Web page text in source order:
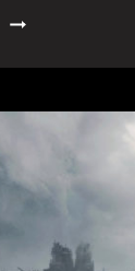
4A
ABBANDONANO
TRASFERIRSI
A